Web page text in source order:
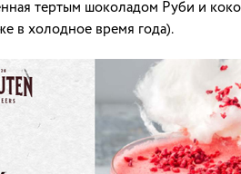
тертым шоколадом Руби и
в холодное время года).